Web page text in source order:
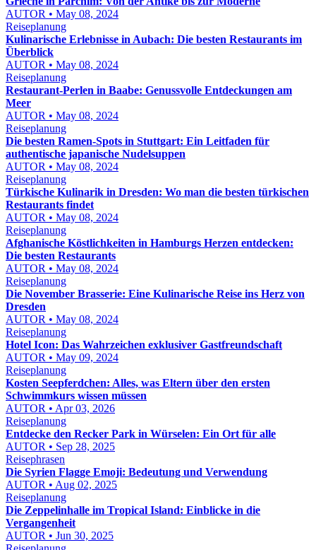
AUTOR • May 08, 2024
Reiseplanung
Kulinarische Erlebnisse in Aubach: Die besten Restaurants im
Überblick
AUTOR • May 08, 2024
Reiseplanung
Restaurant-Perlen in Baabe: Genussvolle Entdeckungen am
Meer
AUTOR • May 08, 2024
Reiseplanung
Die besten Ramen-Spots in Stuttgart: Ein Leitfaden für
authentische japanische Nudelsuppen
AUTOR • May 08, 2024
Reiseplanung
Türkische Kulinarik in Dresden: Wo man die besten türkischen
Restaurants findet
AUTOR • May 08, 2024
Reiseplanung
Afghanische Köstlichkeiten in Hamburgs Herzen entdecken:
Die besten Restaurants
AUTOR • May 08, 2024
Reiseplanung
Die November Brasserie: Eine Kulinarische Reise ins Herz von
Dresden
AUTOR • May 08, 2024
Reiseplanung
Hotel Icon: Das Wahrzeichen exklusiver Gastfreundschaft
AUTOR • May 09, 2024
Reiseplanung
Kosten Seepferdchen: Alles, was Eltern über den ersten
Schwimmkurs wissen müssen
AUTOR • Apr 03, 2026
Reiseplanung
Entdecke den Recker Park in Würselen: Ein Ort für alle
AUTOR • Sep 28, 2025
Reisephrasen
Die Syrien Flagge Emoji: Bedeutung und Verwendung
AUTOR • Aug 02, 2025
Reiseplanung
Die Zeppelinhalle im Tropical Island: Einblicke in die
Vergangenheit
AUTOR • Jun 30, 2025